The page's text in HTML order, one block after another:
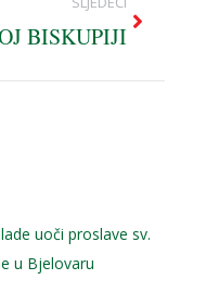
BISKUPIJI
uoči proslave sv.
u Bjelovaru